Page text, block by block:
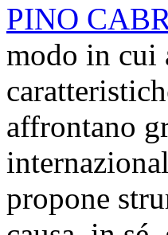
PINO
modo in cui
affrontano
propone